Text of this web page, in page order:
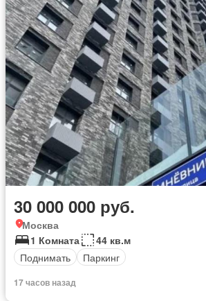
30 000 000 руб.
Москва
1 Комната
44 кв.м
Поднимать
Паркинг
17 часов назад